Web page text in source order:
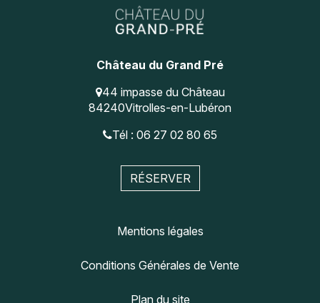
Château du Grand Pré
44 impasse du Château
84240Vitrolles-en-Lubéron
Tél : 06 27 02 80 65
RÉSERVER
Mentions légales
Conditions Générales de Vente
Plan du site